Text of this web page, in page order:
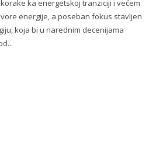
ka energetskoj tranziciji i većem
energije, a poseban fokus stavljen
koja bi u narednim decenijama